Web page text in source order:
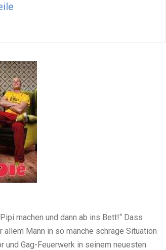
machen und dann ab ins Bett!“ Dass
Mann in so manche schräge Situation
und Gag-Feuerwerk in seinem neuesten